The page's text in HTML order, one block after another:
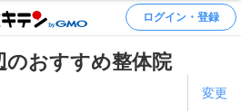
ログイン・登録
のおすすめ整体院
変更